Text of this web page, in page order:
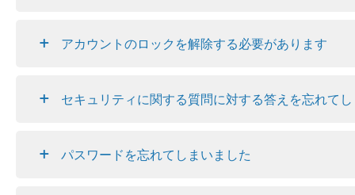
アカウントのロックを解除する必要があります
セキュリティに関する質問に対する答えを忘れて
パスワードを忘れてしまいました